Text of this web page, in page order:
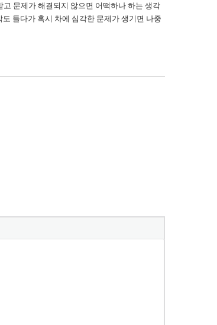
문제가 해결되지 않으면 어떡하나 하는 생각
들다가 혹시 차에 심각한 문제가 생기면 나중